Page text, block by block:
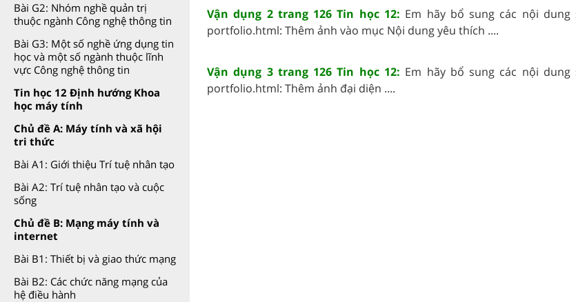
Bài G2: Nhóm nghề quản trị
thuộc ngành Công nghệ thông tin
Bài G3: Một số nghề ứng dụng tin
học và một số ngành thuộc lĩnh
vực Công nghệ thông tin
Tin học 12 Định hướng Khoa
học máy tính
Chủ đề A: Máy tính và xã hội
tri thức
Bài A1: Giới thiệu Trí tuệ nhân tạo
Bài A2: Trí tuệ nhân tạo và cuộc
sống
Chủ đề B: Mạng máy tính và
internet
Bài B1: Thiết bị và giao thức mạng
Bài B2: Các chức năng mạng của
hệ điều hành
Vận dụng 2 trang 126 Tin học 12: Em hãy bổ sung các nội dung
portfolio.html: Thêm ảnh vào mục Nội dung yêu thích ....
Vận dụng 3 trang 126 Tin học 12: Em hãy bổ sung các nội dung
portfolio.html: Thêm ảnh đại diện ....